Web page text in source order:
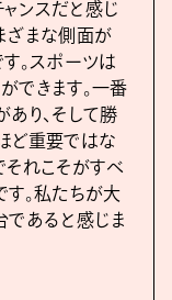
ンスだと感じ
ざまな側面が
。スポーツは
できます。一番
り、そして勝
ど重要ではな
それこそがすべ
。私たちが大
であると感じま